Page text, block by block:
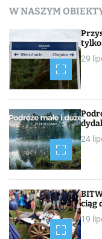
i
g
a
c
j
a
p
o
w
W NASZYM
29
24
ciąg
19